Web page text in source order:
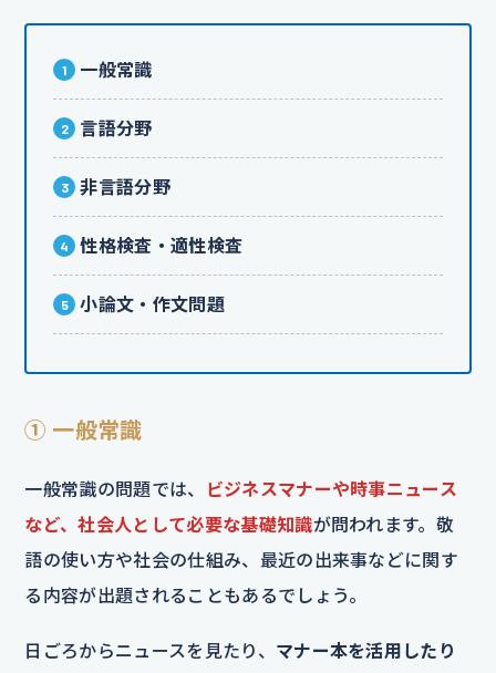
一般常識
言語分野
非言語分野
性格検査・適性検査
小論文・作文問題
① 一般常識
一般常識の問題では、
ビジネスマナーや時事ニュース
など、社会人として必要な基礎知識が問われます。敬
語の使い方や社会の仕組み、最近の出来事などに関す
る内容が出題されることもあるでしょう。
日ごろからニュースを見たり、 マナー本を活用したり